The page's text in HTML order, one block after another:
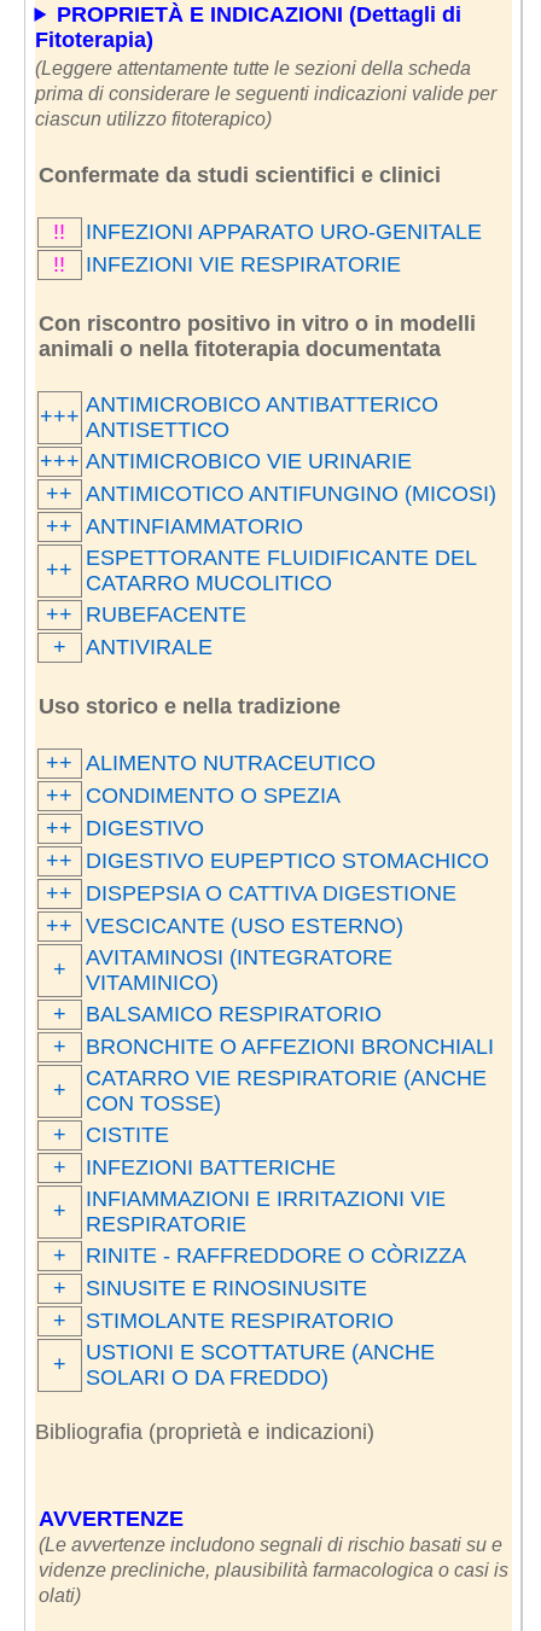
PROPRIETÀ E INDICAZIONI (Dettagli di
Fitoterapia)
(Leggere attentamente tutte le sezioni della scheda
prima di considerare le seguenti indicazioni valide per
ciascun utilizzo fitoterapico)
Confermate da studi scientifici e clinici
!!
INFEZIONI APPARATO URO-GENITALE
!!
INFEZIONI VIE RESPIRATORIE
Con riscontro positivo in vitro o in modelli
animali o nella fitoterapia documentata
+++ ANTIMICROBICO ANTIBATTERICO
ANTISETTICO
+++ ANTIMICROBICO VIE URINARIE
++ ANTIMICOTICO ANTIFUNGINO (MICOSI)
++ ANTINFIAMMATORIO
++
ESPETTORANTE FLUIDIFICANTE DEL
CATARRO MUCOLITICO
++
RUBEFACENTE
+
ANTIVIRALE
Uso storico e nella tradizione
++ ALIMENTO NUTRACEUTICO
++
CONDIMENTO O SPEZIA
++
DIGESTIVO
++
DIGESTIVO EUPEPTICO STOMACHICO
++
DISPEPSIA O CATTIVA DIGESTIONE
++ VESCICANTE (USO ESTERNO)
+
AVITAMINOSI (INTEGRATORE
VITAMINICO)
+
BALSAMICO RESPIRATORIO
+
BRONCHITE O AFFEZIONI BRONCHIALI
+
CATARRO VIE RESPIRATORIE (ANCHE
CON TOSSE)
+
CISTITE
+
INFEZIONI BATTERICHE
+
INFIAMMAZIONI E IRRITAZIONI VIE
RESPIRATORIE
+
RINITE - RAFFREDDORE O CÒRIZZA
+
SINUSITE E RINOSINUSITE
+
STIMOLANTE RESPIRATORIO
+
USTIONI E SCOTTATURE (ANCHE
SOLARI O DA FREDDO)
Bibliografia (proprietà e indicazioni)
AVVERTENZE
(Le avvertenze includono segnali di rischio basati su e
videnze precliniche, plausibilità farmacologica o casi is
olati)